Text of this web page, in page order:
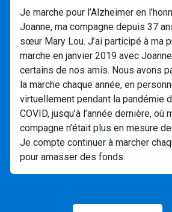
Je marche pour l’Alzheimer en
Joanne, ma compagne depuis 37
sœur Mary Lou. J’ai participé à ma
marche en janvier 2019 avec
certains de nos amis. Nous avons
la marche chaque année, en
virtuellement pendant la pandémie
COVID, jusqu’à l’année dernière, où
compagne n’était plus en mesure
Je compte continuer à marcher
pour amasser des fonds.